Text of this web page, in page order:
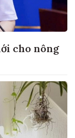
cho nông